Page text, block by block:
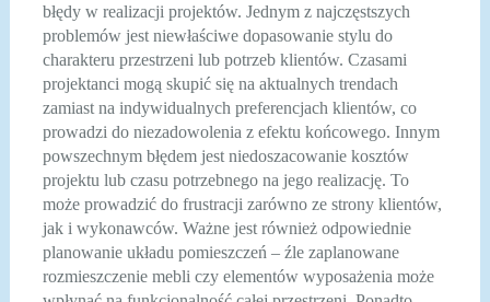
błędy w realizacji projektów. Jednym z najczęstszych
problemów jest niewłaściwe dopasowanie stylu do
charakteru przestrzeni lub potrzeb klientów. Czasami
projektanci mogą skupić się na aktualnych trendach
zamiast na indywidualnych preferencjach klientów, co
prowadzi do niezadowolenia z efektu końcowego. Innym
powszechnym błędem jest niedoszacowanie kosztów
projektu lub czasu potrzebnego na jego realizację. To
może prowadzić do frustracji zarówno ze strony klientów,
jak i wykonawców. Ważne jest również odpowiednie
planowanie układu pomieszczeń – źle zaplanowane
rozmieszczenie mebli czy elementów wyposażenia może